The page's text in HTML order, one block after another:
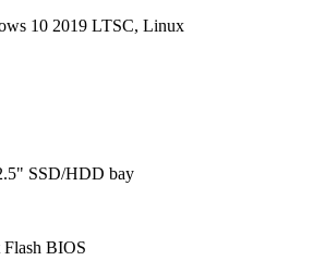
10 2019 LTSC, Linux
SSD/HDD bay
BIOS